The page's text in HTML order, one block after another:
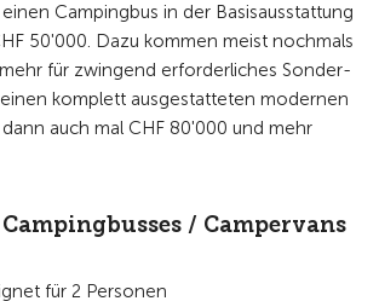
Campingbus in der Basisausstattung
50'000. Dazu kommen meist nochmals
für zwingend erforderliches Sonder-
komplett ausgestatteten modernen
auch mal CHF 80'000 und mehr
/ Campervans
für 2 Personen